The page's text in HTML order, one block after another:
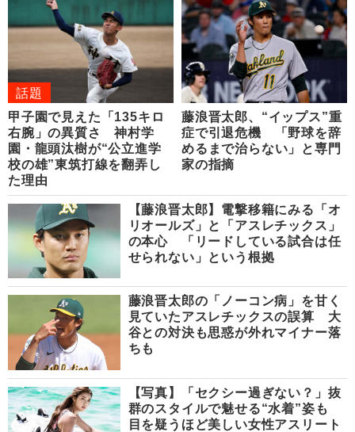
話題
甲子園で見えた「135キロ
右腕」の異質さ 神村学
園・龍頭汰樹が“公立進学
校の雄”東筑打線を翻弄し
た理由
藤浪晋太郎、“イップス”重
症で引退危機 「野球を辞
めるまで治らない」と専門
家の指摘
【藤浪晋太郎】電撃移籍にみる「オ
リオールズ」と「アスレチックス」
の本心 「リードしている試合は任
せられない」という根拠
藤浪晋太郎の「ノーコン病」を甘く
見ていたアスレチックスの誤算 大
谷との対決も思惑が外れマイナー落
ちも
【写真】「セクシー過ぎない？」抜
群のスタイルで魅せる“水着”姿も
目を疑うほど美しい女性アスリート